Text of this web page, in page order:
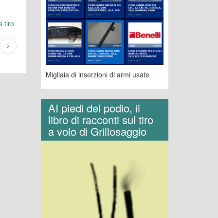
tiro
Migliaia di inserzioni di armi usate
AI piedi del podio, il
libro di racconti sul tiro
a volo di Grillosaggio